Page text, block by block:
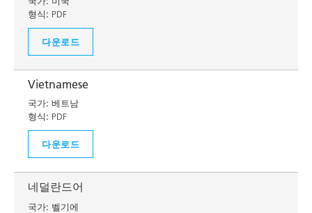
형식: PDF
다운로드
Vietnamese
국가: 베트남
형식: PDF
다운로드
네덜란드어
국가: 벨기에